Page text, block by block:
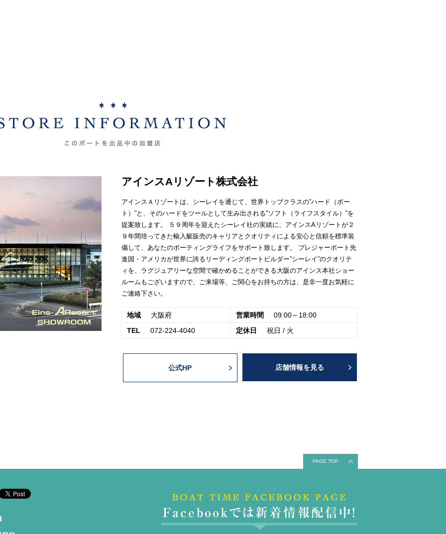
アインスAリゾート株式会社
アインスＡリゾートは、シーレイを通じて、世界トップクラスの”ハード（ボー
ト）”と、そのハードをツールとして生み出される”ソフト（ライフスタイル）”を
提案致します。 ５９周年を迎えたシーレイ社の実績に、アインスAリゾートが２
９年間培ってきた輸入艇販売のキャリアとクオリティによる安心と信頼を標準装
備して、あなたのボーティングライフをサポート致します。 プレジャーボート先
進国・アメリカが世界に誇るリーディングボートビルダー”シーレイ”のクオリテ
ィを、ラグジュアリーな空間で確かめることができる大阪のアインス本社ショー
ルームもございますので、ご来場等、ご関心をお持ちの方は、是非一度お気軽に
ご連絡下さい。
地域 大阪府 営業時間
09:00～18:00
TEL
072-224-4040 定休日 祝日 / 火
公式HP 店舗情報を見る
PAGE TOP